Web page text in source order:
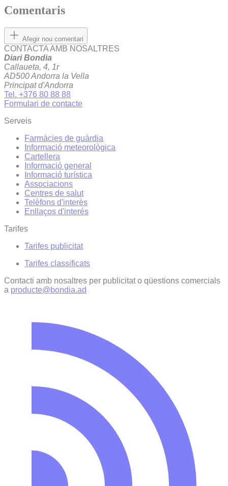
Comentaris
Afegir nou comentari
CONTACTA AMB NOSALTRES
Diari Bondia
Callaueta, 4, 1r
AD500 Andorra la Vella
Principat d'Andorra
Tel. +376 80 88 88
Formulari de contacte
Serveis
Farmàcies de guàrdia
Informació meteorològica
Cartellera
Informació general
Informació turística
Associacions
Centres de salut
Telèfons d'interès
Enllaços d'interés
Tarifes
Tarifes publicitat
Tarifes classificats
Contacti amb nosaltres per publicitat o qüestions comercials
a producte@bondia.ad